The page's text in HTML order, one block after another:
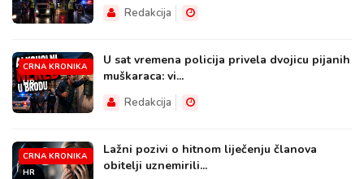
Redakcija
CRNA KRONIKA
HR
U sat vremena policija privela dvojicu pijanih
muškaraca: vi...
Redakcija
CRNA KRONIKA
HR
Lažni pozivi o hitnom liječenju članova
obitelji uznemirili...